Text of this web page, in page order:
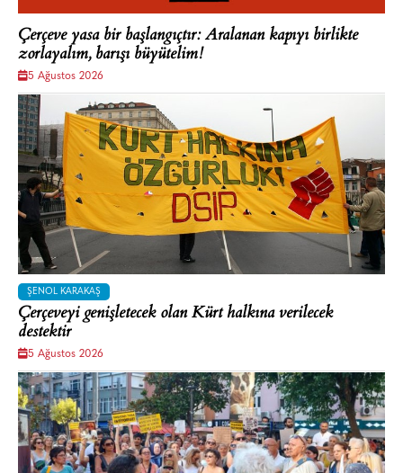
Çerçeve yasa bir başlangıçtır: Aralanan kapıyı birlikte
zorlayalım, barışı büyütelim!
5 Ağustos 2026
ŞENOL KARAKAŞ
Çerçeveyi genişletecek olan Kürt halkına verilecek
destektir
5 Ağustos 2026